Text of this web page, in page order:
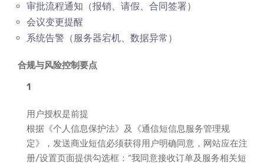
审批流程通知（报销、请假、合同签署）
会议变更提醒
系统告警（服务器宕机、数据异常）
合规与风险控制要点
用户授权是前提
根据《个人信息保护法》及《通信短信息服务管理规
定》，发送商业短信必须获得用户明确同意，网站应在注
册/设置页面提供勾选框：“我同意接收订单及服务相关短